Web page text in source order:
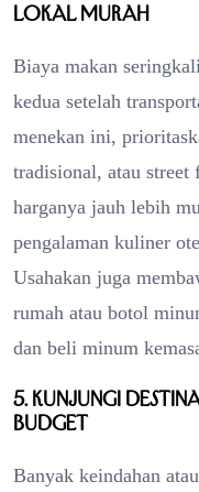
lokal murah
Biaya makan
kedua setelah
menekan ini,
tradisional, atau street
harganya jauh lebih
pengalaman kuliner
Usahakan juga
rumah atau botol
dan beli minum
5. Kunjungi
budget
Banyak keindahan